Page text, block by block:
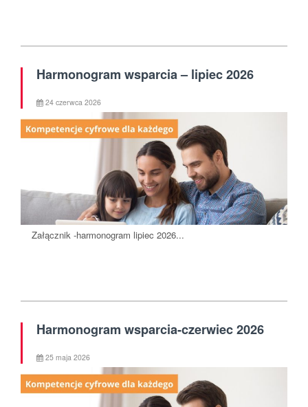
Harmonogram wsparcia – lipiec 2026
24 czerwca 2026
Załącznik -harmonogram lipiec 2026...
Harmonogram wsparcia-czerwiec 2026
25 maja 2026